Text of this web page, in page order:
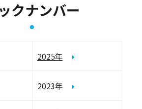
クナンバー
2025年
2023年